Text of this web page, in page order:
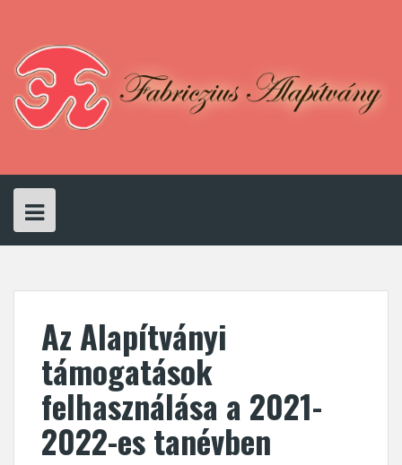
content
Az Alapítványi
támogatások
felhasználása a 2021-
2022-es tanévben